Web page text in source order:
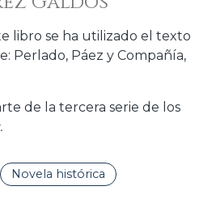
libro se ha utilizado el texto
Perlado, Páez y Compañía,
de la tercera serie de los
Novela histórica